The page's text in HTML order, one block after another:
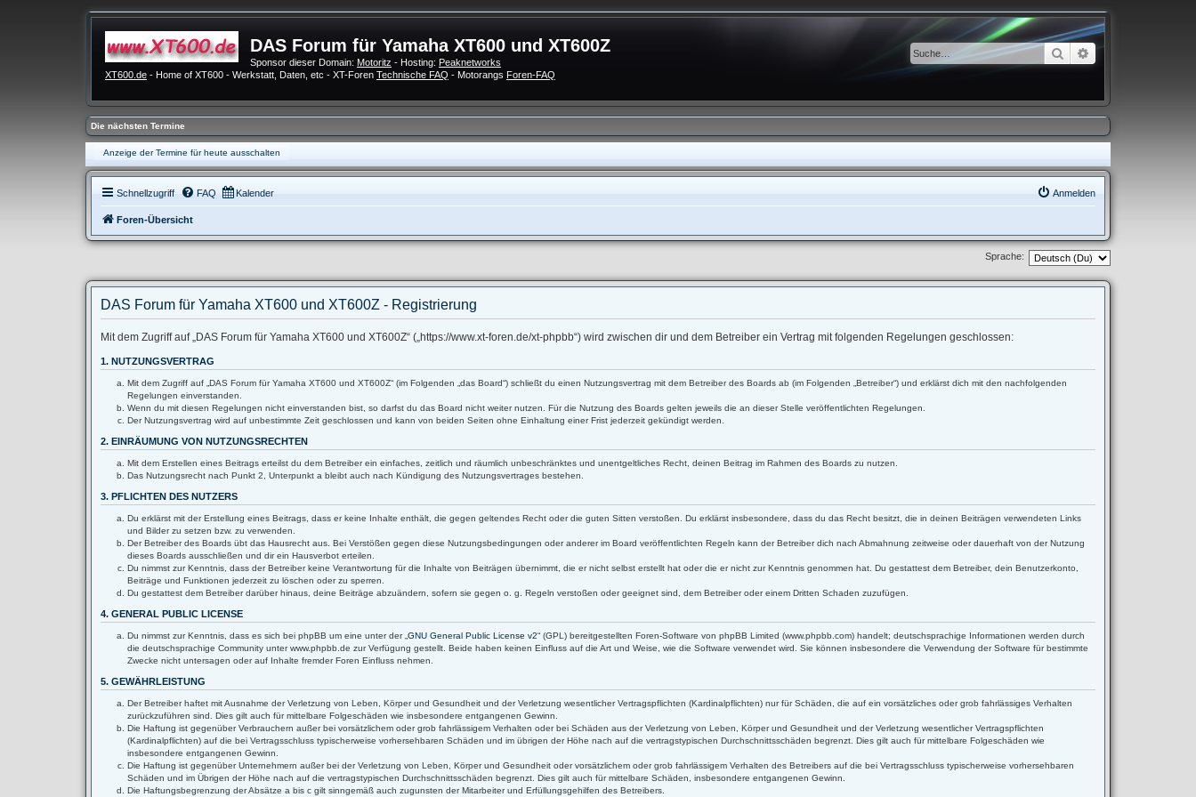
DAS Forum für Yamaha XT600 und XT600Z
Sponsor dieser Domain: Motoritz - Hosting: Peaknetworks
XT600.de - Home of XT600 - Werkstatt, Daten, etc - XT-Foren Technische FAQ - Motorangs Foren-FAQ
Suche Erweiterte Suche
Die nächsten Termine
Anzeige der Termine für heute ausschalten
Schnellzugriff FAQ Kalender Anmelden
Foren-Übersicht
Sprache:
DAS Forum für Yamaha XT600 und XT600Z - Registrierung
Mit dem Zugriff auf „DAS Forum für Yamaha XT600 und XT600Z“ („https://www.xt-foren.de/xt-phpbb“) wird zwischen dir und dem Betreiber ein Vertrag mit folgenden Regelungen geschlossen:
1. NUTZUNGSVERTRAG
Mit dem Zugriff auf „DAS Forum für Yamaha XT600 und XT600Z“ (im Folgenden „das Board“) schließt du einen Nutzungsvertrag mit dem Betreiber des Boards ab (im Folgenden „Betreiber“) und erklärst dich mit den nachfolgenden
Regelungen einverstanden.
Wenn du mit diesen Regelungen nicht einverstanden bist, so darfst du das Board nicht weiter nutzen. Für die Nutzung des Boards gelten jeweils die an dieser Stelle veröffentlichten Regelungen.
Der Nutzungsvertrag wird auf unbestimmte Zeit geschlossen und kann von beiden Seiten ohne Einhaltung einer Frist jederzeit gekündigt werden.
2. EINRÄUMUNG VON NUTZUNGSRECHTEN
Mit dem Erstellen eines Beitrags erteilst du dem Betreiber ein einfaches, zeitlich und räumlich unbeschränktes und unentgeltliches Recht, deinen Beitrag im Rahmen des Boards zu nutzen.
Das Nutzungsrecht nach Punkt 2, Unterpunkt a bleibt auch nach Kündigung des Nutzungsvertrages bestehen.
3. PFLICHTEN DES NUTZERS
Du erklärst mit der Erstellung eines Beitrags, dass er keine Inhalte enthält, die gegen geltendes Recht oder die guten Sitten verstoßen. Du erklärst insbesondere, dass du das Recht besitzt, die in deinen Beiträgen verwendeten Links
und Bilder zu setzen bzw. zu verwenden.
Der Betreiber des Boards übt das Hausrecht aus. Bei Verstößen gegen diese Nutzungsbedingungen oder anderer im Board veröffentlichten Regeln kann der Betreiber dich nach Abmahnung zeitweise oder dauerhaft von der Nutzung
dieses Boards ausschließen und dir ein Hausverbot erteilen.
Du nimmst zur Kenntnis, dass der Betreiber keine Verantwortung für die Inhalte von Beiträgen übernimmt, die er nicht selbst erstellt hat oder die er nicht zur Kenntnis genommen hat. Du gestattest dem Betreiber, dein Benutzerkonto,
Beiträge und Funktionen jederzeit zu löschen oder zu sperren.
Du gestattest dem Betreiber darüber hinaus, deine Beiträge abzuändern, sofern sie gegen o. g. Regeln verstoßen oder geeignet sind, dem Betreiber oder einem Dritten Schaden zuzufügen.
4. GENERAL PUBLIC LICENSE
Du nimmst zur Kenntnis, dass es sich bei phpBB um eine unter der „ GNU General Public License v2“ (GPL) bereitgestellten Foren-Software von phpBB Limited (www.phpbb.com) handelt; deutschsprachige Informationen werden durch
die deutschsprachige Community unter www.phpbb.de zur Verfügung gestellt. Beide haben keinen Einfluss auf die Art und Weise, wie die Software verwendet wird. Sie können insbesondere die Verwendung der Software für bestimmte
Zwecke nicht untersagen oder auf Inhalte fremder Foren Einfluss nehmen.
5. GEWÄHRLEISTUNG
Der Betreiber haftet mit Ausnahme der Verletzung von Leben, Körper und Gesundheit und der Verletzung wesentlicher Vertragspflichten (Kardinalpflichten) nur für Schäden, die auf ein vorsätzliches oder grob fahrlässiges Verhalten
zurückzuführen sind. Dies gilt auch für mittelbare Folgeschäden wie insbesondere entgangenen Gewinn.
Die Haftung ist gegenüber Verbrauchern außer bei vorsätzlichem oder grob fahrlässigem Verhalten oder bei Schäden aus der Verletzung von Leben, Körper und Gesundheit und der Verletzung wesentlicher Vertragspflichten
(Kardinalpflichten) auf die bei Vertragsschluss typischerweise vorhersehbaren Schäden und im übrigen der Höhe nach auf die vertragstypischen Durchschnittsschäden begrenzt. Dies gilt auch für mittelbare Folgeschäden wie
insbesondere entgangenen Gewinn.
Die Haftung ist gegenüber Unternehmern außer bei der Verletzung von Leben, Körper und Gesundheit oder vorsätzlichem oder grob fahrlässigem Verhalten des Betreibers auf die bei Vertragsschluss typischerweise vorhersehbaren
Schäden und im Übrigen der Höhe nach auf die vertragstypischen Durchschnittsschäden begrenzt. Dies gilt auch für mittelbare Schäden, insbesondere entgangenen Gewinn.
Die Haftungsbegrenzung der Absätze a bis c gilt sinngemäß auch zugunsten der Mitarbeiter und Erfüllungsgehilfen des Betreibers.